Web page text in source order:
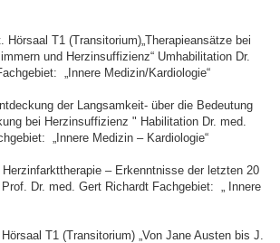
Hörsaal T1 (Transitorium)„Therapieansätze bei
und Herzinsuffizienz“ Umhabilitation Dr.
„Innere Medizin/Kardiologie“
der Langsamkeit- über die Bedeutung
bei Herzinsuffizienz " Habilitation Dr. med.
„Innere Medizin – Kardiologie“
– Erkenntnisse der letzten 20
Dr. med. Gert Richardt Fachgebiet: „ Innere
T1 (Transitorium) „Von Jane Austen bis J.